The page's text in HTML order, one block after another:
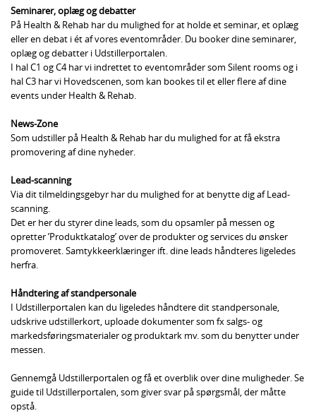
Seminarer, oplæg og debatter
På Health & Rehab har du mulighed for at holde et seminar, et oplæg
eller en debat i ét af vores eventområder. Du booker dine seminarer,
oplæg og debatter i Udstillerportalen.
I hal C1 og C4 har vi indrettet to eventområder som Silent rooms og i
hal C3 har vi Hovedscenen, som kan bookes til et eller flere af dine
events under Health & Rehab.
News-Zone
Som udstiller på Health & Rehab har du mulighed for at få ekstra
promovering af dine nyheder.
Lead-scanning
Via dit tilmeldingsgebyr har du mulighed for at benytte dig af Lead-
scanning.
Det er her du styrer dine leads, som du opsamler på messen og
opretter ’Produktkatalog’ over de produkter og services du ønsker
promoveret. Samtykkeerklæringer ift. dine leads håndteres ligeledes
herfra.
Håndtering af standpersonale
I Udstillerportalen kan du ligeledes håndtere dit standpersonale,
udskrive udstillerkort, uploade dokumenter som fx salgs- og
markedsføringsmaterialer og produktark mv. som du benytter under
messen.
Gennemgå Udstillerportalen og få et overblik over dine muligheder. Se
guide til Udstillerportalen, som giver svar på spørgsmål, der måtte
opstå.